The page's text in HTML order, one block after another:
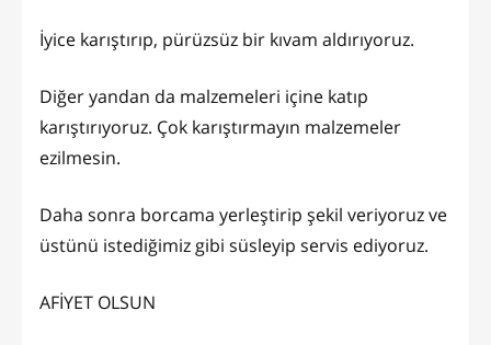
İyice karıştırıp, pürüzsüz bir kıvam aldırıyoruz.
Diğer yandan da malzemeleri içine katıp
karıştırıyoruz. Çok karıştırmayın malzemeler
ezilmesin.
Daha sonra borcama yerleştirip şekil veriyoruz ve
üstünü istediğimiz gibi süsleyip servis ediyoruz.
AFİYET OLSUN